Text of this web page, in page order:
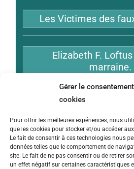
Gérer le
cookies
Pour offrir les meilleures expériences, nous
que les cookies pour stocker et/ou accéder
Le fait de consentir à ces technologies nous
données telles que le comportement de
site. Le fait de ne pas consentir ou de retirer
un effet négatif sur certaines caractéristiques
Les Victimes des
Elizabeth F.
marraine.
Bibliographie
Liens